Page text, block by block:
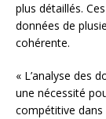
plus détaillés.
données de
cohérente.
« L’analyse des
une nécessité
compétitive dans